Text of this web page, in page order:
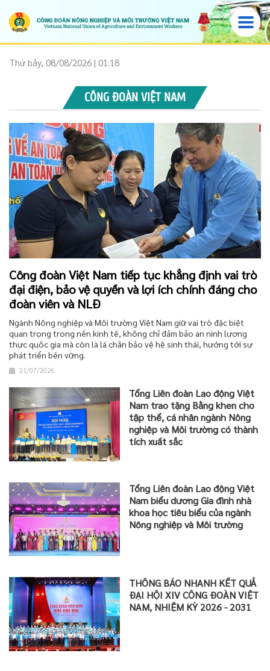
Thứ bảy, 08/08/2026 | 01:18
CÔNG ĐOÀN VIỆT NAM
Công đoàn Việt Nam tiếp tục khẳng định vai trò
đại điện, bảo vệ quyền và lợi ích chính đáng cho
đoàn viên và NLĐ
Ngành Nông nghiệp và Môi trường Việt Nam giữ vai trò đặc biệt
quan trọng trong nền kinh tế, không chỉ đảm bảo an ninh lương
thực quốc gia mà còn là lá chắn bảo vệ hệ sinh thái, hướng tới sự
phát triển bền vững.
21/07/2026
Tổng Liên đoàn Lao động Việt
Nam trao tặng Bằng khen cho
tập thể, cá nhân ngành Nông
nghiệp và Môi trường có thành
tích xuất sắc
Tổng Liên đoàn Lao động Việt
Nam biểu dương Gia đình nhà
khoa học tiêu biểu của ngành
Nông nghiệp và Môi trường
THÔNG BÁO NHANH KẾT QUẢ
ĐẠI HỘI XIV CÔNG ĐOÀN VIỆT
NAM, NHIỆM KỲ 2026 - 2031